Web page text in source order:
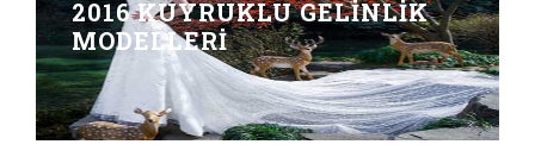
2016 KUYRUKLU GELINLIK
MODELLERI